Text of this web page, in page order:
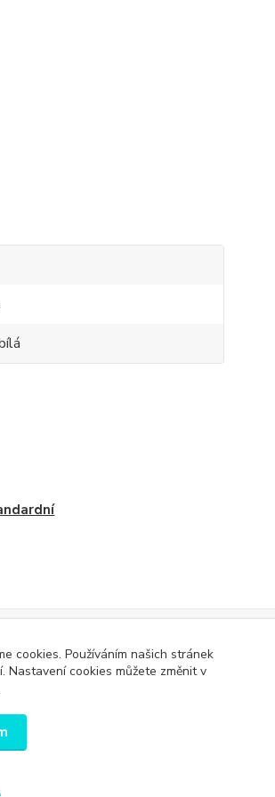
u správce daně online; v případě technického
cookies. Používáním našich stránek
Nastavení cookies můžete změnit v